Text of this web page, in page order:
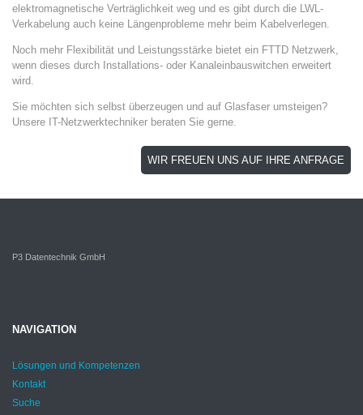
elektromagnetische Verträglichkeit weg und es gibt durch die LWL-
Verkabelung auch keine Längenprobleme mehr beim Kabelverlegen.
Noch mehr Flexibilität und Leistungsstärke bietet ein FTTD Netzwerk,
wenn dieses durch Installations- oder Kanaleinbauswitchen erweitert
wird.
Sie möchten sich selbst überzeugen und auf Glasfaser umsteigen?
Unsere IT-Netzwerktechniker beraten Sie gerne.
WIR FREUEN UNS AUF IHRE ANFRAGE
P3 Datentechnik GmbH
NAVIGATION
Lösungen und Kompetenzen
Kontakt
Suche